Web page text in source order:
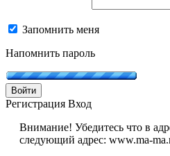
Запомнить меня
Напомнить пароль
Войти
Регистрация Вход
Внимание! Убедитесь что в
следующий адрес: www.ma-